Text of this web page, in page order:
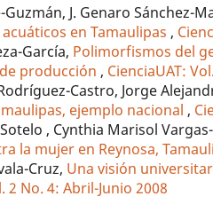
J. Genaro Sánchez-
en Tamaulipas,
García, Polimorfismos del
producción, CienciaUAT:
Castro, Jorge
ejemplo nacional,
, Cynthia Marisol
la mujer en Reynosa,
Cruz, Una visión
2 No. 4: Abril-Junio 2008